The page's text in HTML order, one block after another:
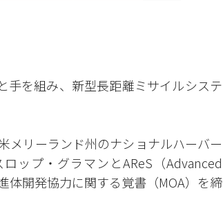
手を組み、新型長距離ミサイルシステ
メリーランド州のナショナルハーバー
ップ・グラマンとAReS（Advanced
体開発協力に関する覚書（MOA）を締